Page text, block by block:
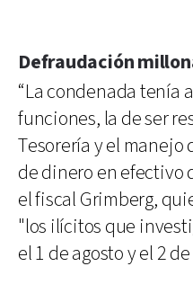
Defraudación
“La condenada tenía
funciones, la de ser
Tesorería y el
de dinero en efectivo
el fiscal Grimberg,
"los ilícitos que
el 1 de agosto y el 2